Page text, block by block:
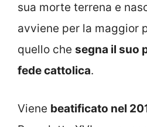
sua morte terrena e
avviene per la maggior
quello che segna il suo
fede cattolica.
Viene beatificato nel